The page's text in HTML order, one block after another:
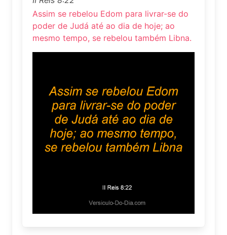
Assim se rebelou Edom para livrar-se do
poder de Judá até ao dia de hoje; ao
mesmo tempo, se rebelou também Libna.